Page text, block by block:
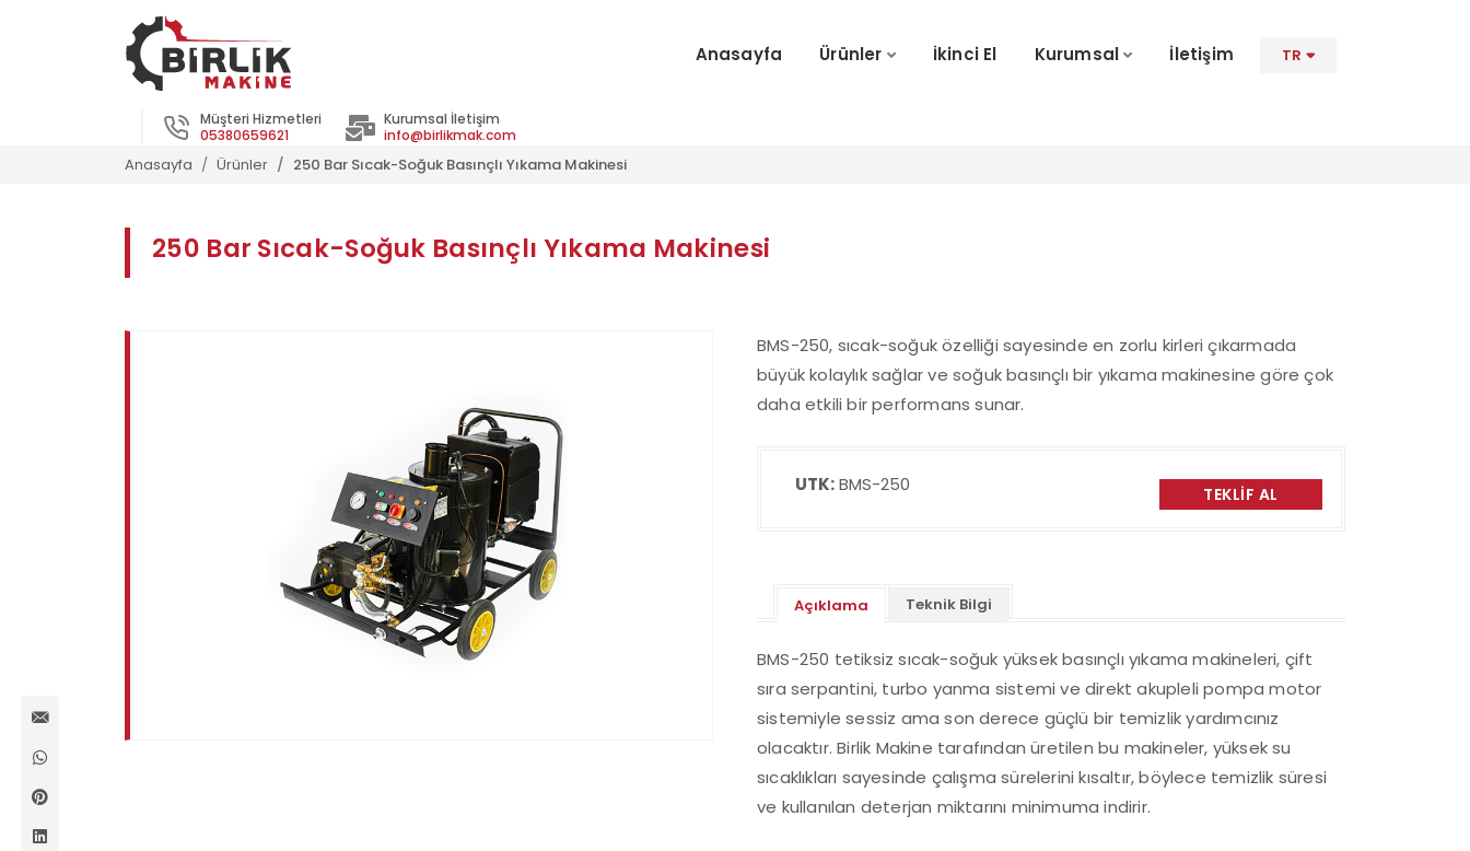
Anasayfa Ürünler İkinci El Kurumsal İletişim TR
Müşteri Hizmetleri
05380659621
Kurumsal İletişim
info@birlikmak.com
Anasayfa Ürünler 250 Bar Sıcak-Soğuk Basınçlı Yıkama Makinesi
250 Bar Sıcak-Soğuk Basınçlı Yıkama Makinesi
BMS-250, sıcak-soğuk özelliği sayesinde en zorlu kirleri çıkarmada
büyük kolaylık sağlar ve soğuk basınçlı bir yıkama makinesine göre çok
daha etkili bir performans sunar.
UTK:BMS-250 TEKLIF AL
Açıklama Teknik Bilgi
BMS-250 tetiksiz sıcak-soğuk yüksek basınçlı yıkama makineleri, çift
sıra serpantini, turbo yanma sistemi ve direkt akupleli pompa motor
sistemiyle sessiz ama son derece güçlü bir temizlik yardımcınız
olacaktır. Birlik Makine tarafından üretilen bu makineler, yüksek su
sıcaklıkları sayesinde çalışma sürelerini kısaltır, böylece temizlik süresi
ve kullanılan deterjan miktarını minimuma indirir.